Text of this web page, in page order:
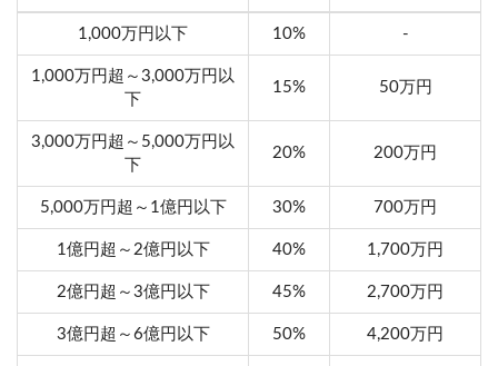
1,000万円以下 10% -
1,000万円超～3,000万円以
下
15% 50万円
3,000万円超～5,000万円以
下
20% 200万円
5,000万円超～1億円以下 30% 700万円
1億円超～2億円以下 40% 1,700万円
2億円超～3億円以下 45% 2,700万円
3億円超～6億円以下 50% 4,200万円